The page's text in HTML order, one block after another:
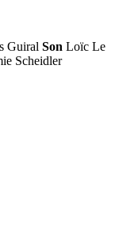
Guiral Son Loïc Le
Scheidler